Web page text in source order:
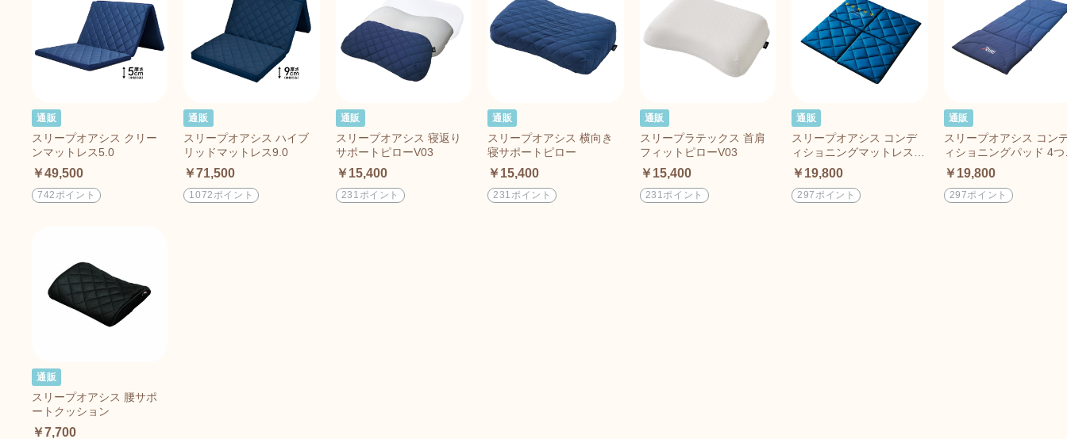
通販
スリープオアシス クリー
ンマットレス5.0
￥49,500
742ポイント
通販
スリープオアシス ハイブ
リッドマットレス9.0
￥71,500
1072ポイント
通販
スリープオアシス 寝返り
サポートピローV03
￥15,400
231ポイント
通販
スリープオアシス 横向き
寝サポートピロー
￥15,400
231ポイント
通販
スリープラテックス 首肩
フィットピローV03
￥15,400
231ポイント
通販
スリープオアシス コンデ
ィショニングマットレス
（収納バッグ付き）
￥19,800
297ポイント
通販
スリープオアシス コン
ィショニングパッド 4つ
り（収納バッグ付き）
￥19,800
297ポイント
通販
スリープオアシス 腰サポ
ートクッション
￥7,700